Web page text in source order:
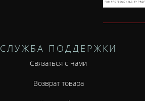
СЛУЖБА ПОДДЕРЖКИ
Связаться с нами
Возврат товара